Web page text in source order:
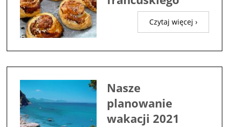
Czytaj więcej ›
Nasze
planowanie
wakacji 2021